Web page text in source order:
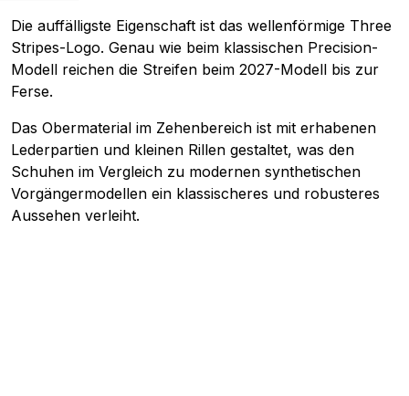
Die auffälligste Eigenschaft ist das wellenförmige Three
Stripes-Logo. Genau wie beim klassischen Precision-
Modell reichen die Streifen beim 2027-Modell bis zur
Ferse.
Das Obermaterial im Zehenbereich ist mit erhabenen
Lederpartien und kleinen Rillen gestaltet, was den
Schuhen im Vergleich zu modernen synthetischen
Vorgängermodellen ein klassischeres und robusteres
Aussehen verleiht.